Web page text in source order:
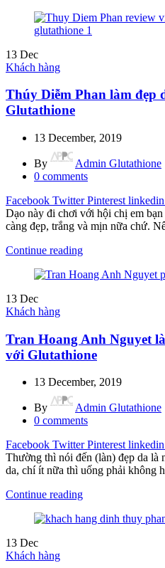
13 Dec
Khách hàng
Thúy Diễm Phan làm đẹp
Glutathione
13 December, 2019
By
Admin Glutathione
0 comments
Facebook Twitter Pinterest linkedin
Dạo này đi chơi với hội chị em
càng đẹp, trắng và mịn nữa chứ.
Continue reading
13 Dec
Khách hàng
Tran Hoang Anh Nguyet
với Glutathione
13 December, 2019
By
Admin Glutathione
0 comments
Facebook Twitter Pinterest linkedin
Thường thì nói đến (làn) đẹp da là
da, chí ít nữa thì uống phải không
Continue reading
13 Dec
Khách hàng